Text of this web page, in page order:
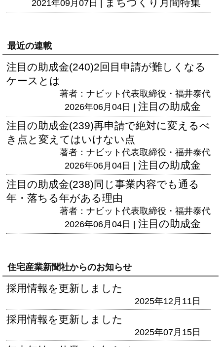
2021年09月07日 | まちづくり月間特集
最近の連載
注目の助成金(240)2回目申請が難しくなる
ケースとは
著者：ナビット代表取締役・福井泰代
2026年06月04日 | 注目の助成金
注目の助成金(239)再申請で絶対に変えるべ
き点と変えてはいけない点
著者：ナビット代表取締役・福井泰代
2026年06月04日 | 注目の助成金
注目の助成金(238)同じ事業内容でも通る
年・落ちる年がある理由
著者：ナビット代表取締役・福井泰代
2026年06月04日 | 注目の助成金
住宅産業新聞社からのお知らせ
採用情報を更新しました
2025年12月11日
採用情報を更新しました
2025年07月15日